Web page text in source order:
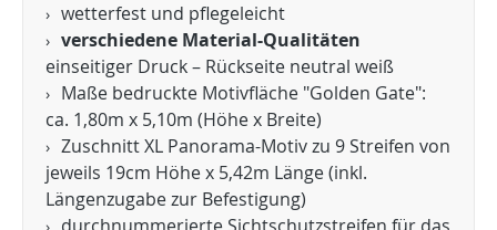
wetterfest und pflegeleicht
verschiedene Material-Qualitäten
einseitiger Druck – Rückseite neutral weiß
Maße bedruckte Motivfläche "Golden Gate":
ca. 1,80m x 5,10m (Höhe x Breite)
Zuschnitt XL Panorama-Motiv zu 9 Streifen von
jeweils 19cm Höhe x 5,42m Länge (inkl.
Längenzugabe zur Befestigung)